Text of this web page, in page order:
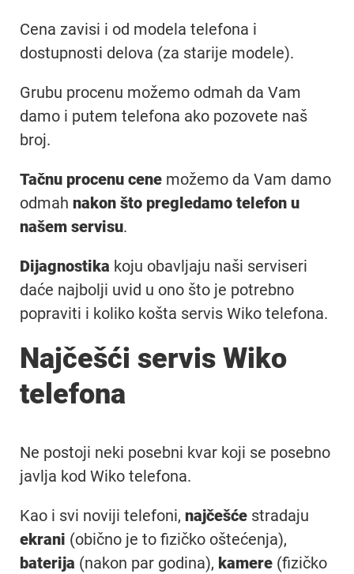
Cena zavisi i od modela telefona i
dostupnosti delova (za starije modele).
Grubu procenu možemo odmah da Vam
damo i putem telefona ako pozovete naš
broj.
Tačnu procenu cene možemo da Vam damo
odmah nakon što pregledamo telefon u
našem servisu.
Dijagnostika koju obavljaju naši serviseri
daće najbolji uvid u ono što je potrebno
popraviti i koliko košta servis Wiko telefona.
Najčešći servis Wiko
telefona
Ne postoji neki posebni kvar koji se posebno
javlja kod Wiko telefona.
Kao i svi noviji telefoni, najčešće stradaju
ekrani (obično je to fizičko oštećenja),
baterija (nakon par godina), kamere (fizičko